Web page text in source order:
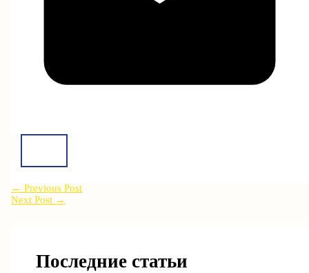
← Previous Post
Next Post →
Последние статьи